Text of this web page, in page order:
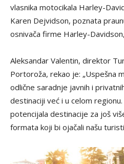
vlasnika motocikala Harley-
Karen Dejvidson, poznata
osnivača firme Harley-
Aleksandar Valentin, direktor
Portoroža, rekao je: „Uspešna
odlične saradnje javnih i
destinaciji već i u celom
potencijala destinacije za još
formata koji bi ojačali našu